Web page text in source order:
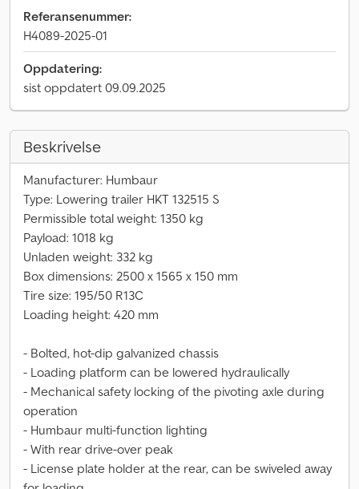
Referansenummer:
H4089-2025-01
Oppdatering:
sist oppdatert 09.09.2025
Beskrivelse
Manufacturer: Humbaur
Type: Lowering trailer HKT 132515 S
Permissible total weight: 1350 kg
Payload: 1018 kg
Unladen weight: 332 kg
Box dimensions: 2500 x 1565 x 150 mm
Tire size: 195/50 R13C
Loading height: 420 mm
- Bolted, hot-dip galvanized chassis
- Loading platform can be lowered hydraulically
- Mechanical safety locking of the pivoting axle during
operation
- Humbaur multi-function lighting
- With rear drive-over peak
- License plate holder at the rear, can be swiveled away